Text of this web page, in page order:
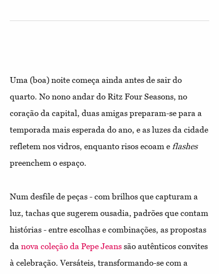
Uma (boa) noite começa ainda antes de sair do
quarto. No nono andar do Ritz Four Seasons, no
coração da capital, duas amigas preparam-se para a
temporada mais esperada do ano, e as luzes da cidade
refletem nos vidros, enquanto risos ecoam e flashes
preenchem o espaço.
Num desfile de peças - com brilhos que capturam a
luz, tachas que sugerem ousadia, padrões que contam
histórias - entre escolhas e combinações, as propostas
da nova coleção da Pepe Jeans são autênticos convites
à celebração. Versáteis, transformando-se com a